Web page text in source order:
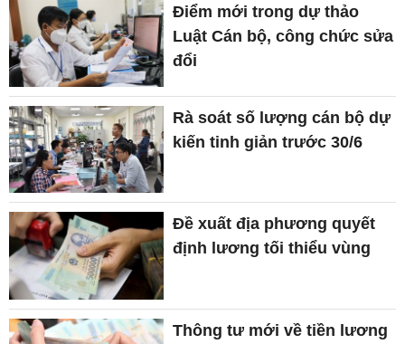
Điểm mới trong dự thảo
Luật Cán bộ, công chức sửa
đổi
Rà soát số lượng cán bộ dự
kiến tinh giản trước 30/6
Đề xuất địa phương quyết
định lương tối thiểu vùng
Thông tư mới về tiền lương